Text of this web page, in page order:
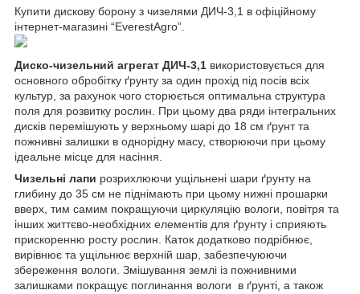
Купити дискову борону з чизелями ДИЧ-3,1 в офіційному
інтернет-магазині “EverestAgro”.
Диско-чизельний агрегат ДИЧ-3,1 використовується для
основного обробітку ґрунту за один прохід під посів всіх
культур, за рахунок чого сторюється оптимальна структура
поля для розвитку рослин. При цьому два ряди інтегральних
дисків перемішують у верхньому шарі до 18 см ґрунт та
пожнивні залишки в однорідну масу, створюючи при цьому
ідеальне місце для насіння.
Чизельні лапи розрихлюючи ущільнені шари ґрунту на
глибину до 35 см не піднімають при цьому нижні прошарки
вверх, тим самим покращуючи циркуляцію вологи, повітря та
інших життєво-необхідних елементів для ґрунту і сприяють
прискоренню росту рослин. Каток додатково подрібнює,
вирівнює та ущільнює верхній шар, забезпечуюючи
збереження вологи. Змішування землі із пожнивними
залишками покращує поглинання вологи в ґрунті, а також